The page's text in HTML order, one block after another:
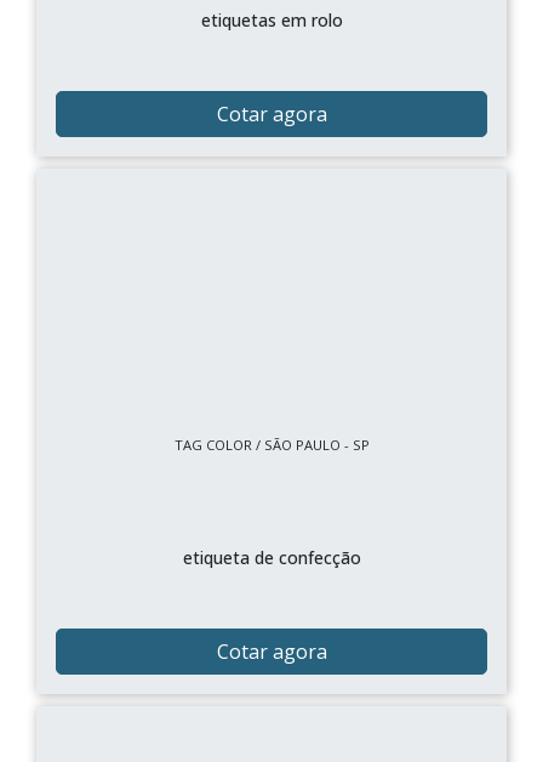
etiquetas em rolo
Cotar agora
TAG COLOR / SÃO PAULO - SP
etiqueta de confecção
Cotar agora